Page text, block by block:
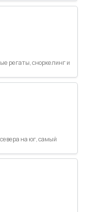
регаты, сноркелинг и
на юг, самый